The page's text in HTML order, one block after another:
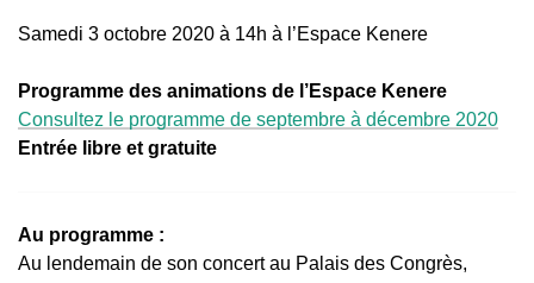
Samedi 3 octobre 2020 à 14h à l’Espace Kenere
Programme des animations de l’Espace Kenere
Consultez le programme de septembre à décembre 2020
Entrée libre et gratuite
Au programme :
Au lendemain de son concert au Palais des Congrès,